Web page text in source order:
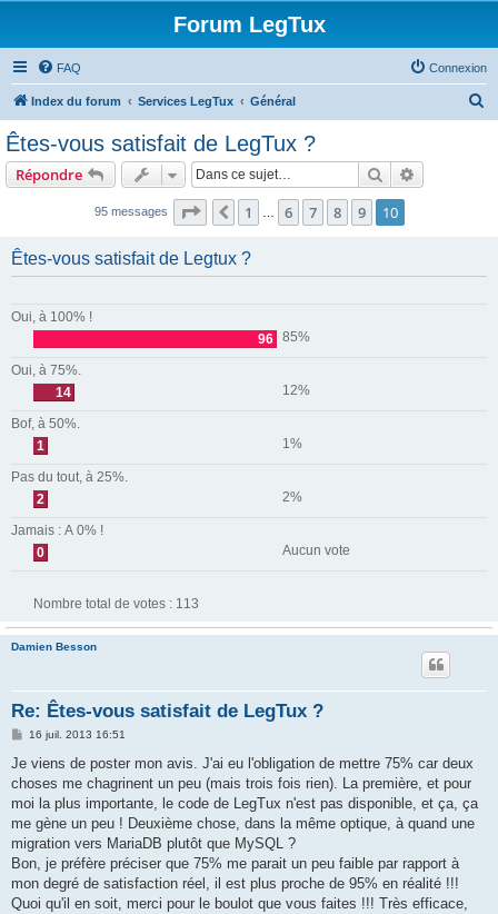
Forum LegTux
FAQ Connexion
Index du forum Services LegTux Général
Êtes-vous satisfait de LegTux ?
Répondre Rechercher
95 messages Page 10 sur 10
Précédente
1 6 7 8 9 10
Êtes-vous satisfait de Legtux ?
Oui, à 100% !
96 85%
Oui, à 75%.
14
12%
Bof, à 50%.
1
1%
Pas du tout, à 25%.
2
2%
Jamais : A 0% !
0
Aucun vote
Nombre total de votes : 113
Damien Besson
Re: Êtes-vous satisfait de LegTux ?
M
s
a
g
16 juil. 2013 16:51
Je viens de poster mon avis. J'ai eu l'obligation de mettre 75% car deux
choses me chagrinent un peu (mais trois fois rien). La première, et pour
moi la plus importante, le code de LegTux n'est pas disponible, et ça, ça
me gène un peu ! Deuxième chose, dans la même optique, à quand une
migration vers MariaDB plutôt que MySQL ?
Bon, je préfère préciser que 75% me parait un peu faible par rapport à
mon degré de satisfaction réel, il est plus proche de 95% en réalité !!!
Quoi qu'il en soit, merci pour le boulot que vous faites !!! Très efficace,